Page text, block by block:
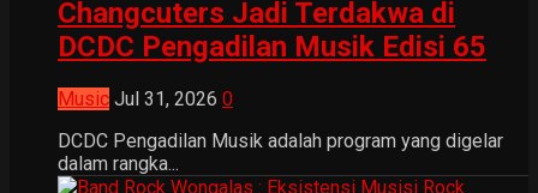
Changcuters Jadi Terdakwa di
DCDC Pengadilan Musik Edisi 65
Music Jul 31, 2026 0
DCDC Pengadilan Musik adalah program yang digelar
dalam rangka...